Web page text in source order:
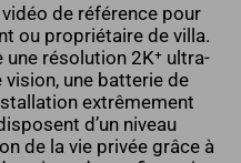
de référence pour
ou propriétaire de villa.
une résolution 2K⁺ ultra-
une batterie de
extrêmement
d’un niveau
de la vie privée grâce à